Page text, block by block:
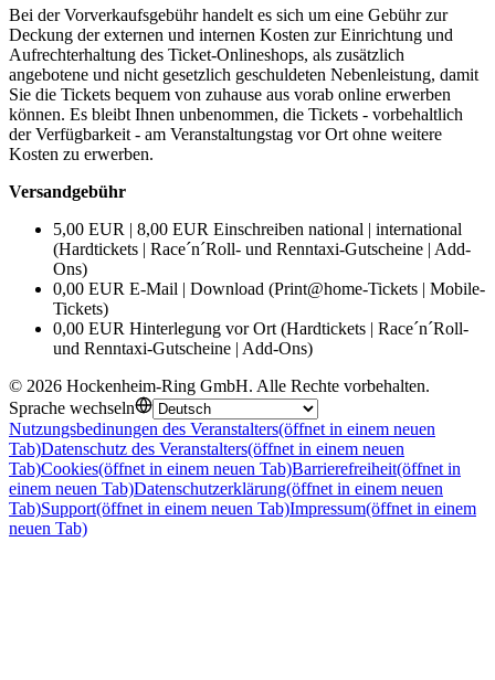
Bei der Vorverkaufsgebühr handelt es sich um eine Gebühr zur
Deckung der externen und internen Kosten zur Einrichtung und
Aufrechterhaltung des Ticket-Onlineshops, als zusätzlich
angebotene und nicht gesetzlich geschuldeten Nebenleistung, damit
Sie die Tickets bequem von zuhause aus vorab online erwerben
können. Es bleibt Ihnen unbenommen, die Tickets - vorbehaltlich
der Verfügbarkeit - am Veranstaltungstag vor Ort ohne weitere
Kosten zu erwerben.
Versandgebühr
5,00 EUR | 8,00 EUR Einschreiben national | international
(Hardtickets | Race´n´Roll- und Renntaxi-Gutscheine | Add-
Ons)
0,00 EUR E-Mail | Download (Print@home-Tickets | Mobile-
Tickets)
0,00 EUR Hinterlegung vor Ort (Hardtickets | Race´n´Roll-
und Renntaxi-Gutscheine | Add-Ons)
© 2026 Hockenheim-Ring GmbH. Alle Rechte vorbehalten.
Sprache wechseln
Nutzungsbedinungen des Veranstalters(öffnet in einem neuen
Tab)Datenschutz des Veranstalters(öffnet in einem neuen
Tab)Cookies(öffnet in einem neuen Tab)Barrierefreiheit(öffnet in
einem neuen Tab)Datenschutzerklärung(öffnet in einem neuen
Tab)Support(öffnet in einem neuen Tab)Impressum(öffnet in einem
neuen Tab)